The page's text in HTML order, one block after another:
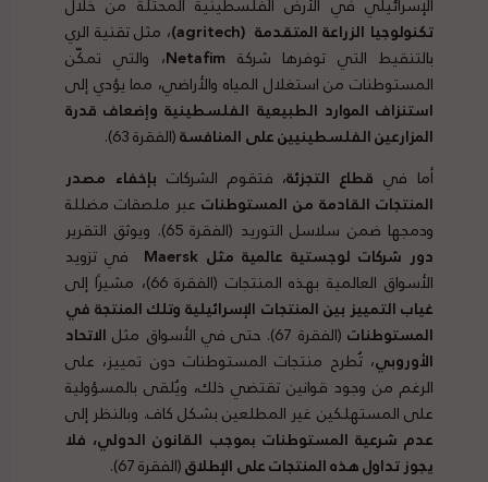
تكنولوجيا الزراعة المتقدمة (agritech)
، مثل تقنية الري
بالتنقيط التي توفرها شركة Netafim، والتي تمكّن
المستوطنات من استغلال المياه والأراضي، مما يؤدي إلى
استنزاف الموارد الطبيعية الفلسطينية وإضعاف قدرة
المزارعين الفلسطينيين على المنافسة(الفقرة 63).
أما في قطاع التجزئة، فتقوم الشركات بإخفاء مصدر
المنتجات القادمة من المستوطنات عبر ملصقات مضللة
ودمجها ضمن سلاسل التوريد (الفقرة 65). ويوثق التقرير
دور شركات لوجستية عالمية مثل
في تزويد
الأسواق العالمية بهذه المنتجات (الفقرة 66)، مشيرًا إلى
غياب التمييز بين المنتجات الإسرائيلية وتلك المنتجة في
المستوطنات(الفقرة 67). حتى في الأسواق مثل
الاتحاد
الأوروبي، تُطرح منتجات المستوطنات دون تمييز، على
الرغم من وجود قوانين تقتضي ذلك، ويُلقى بالمسؤولية
على المستهلكين غير المطلعين بشكل كاف. وبالنظر إلى
عدم شرعية المستوطنات بموجب القانون الدولي، فلا
يجوز تداول هذه المنتجات على الإطلاق(الفقرة 67).